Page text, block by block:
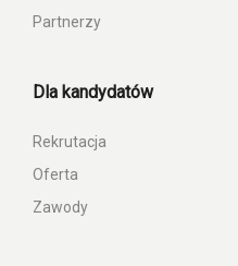
Partnerzy
Dla kandydatów
Rekrutacja
Oferta
Zawody